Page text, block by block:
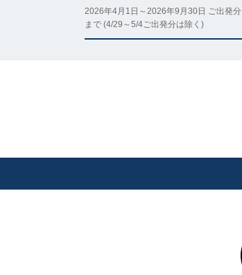
2026年4月1日～2026年9月30日 ご出発分
まで (4/29～5/4ご出発分は除く)